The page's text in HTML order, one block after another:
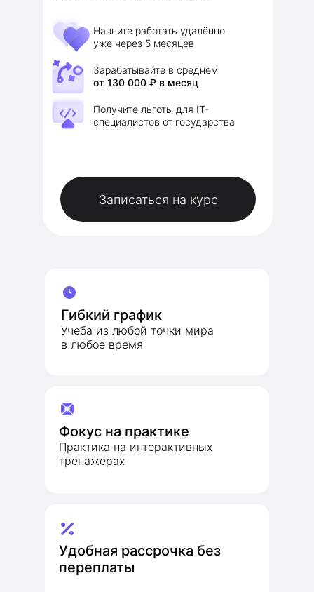
Начните работать удалённо
уже через 5 месяцев
Зарабатывайте в среднем
от 130 000 ₽ в месяц
Получите льготы для IT-
специалистов от государства
Записаться на курс
Фокус на практике
Практика на интерактивных
тренажерах
Гибкий график
Учеба из любой точки мира
в любое время
Удобная рассрочка без
переплаты